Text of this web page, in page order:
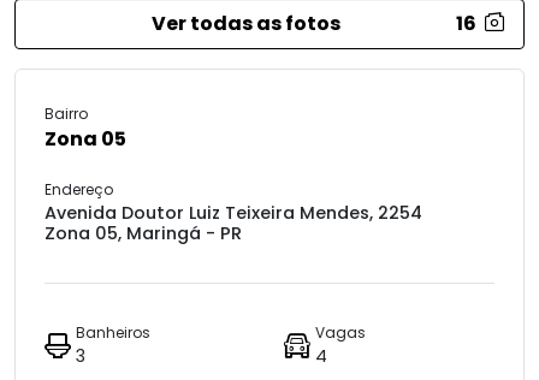
Ver todas as fotos 16
Bairro
Zona 05
Endereço
Avenida Doutor Luiz Teixeira Mendes, 2254
Zona 05, Maringá - PR
Banheiros
3
Vagas
4